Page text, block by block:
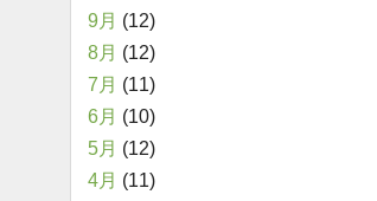
9月 (12)
8月 (12)
7月 (11)
6月 (10)
5月 (12)
4月 (11)